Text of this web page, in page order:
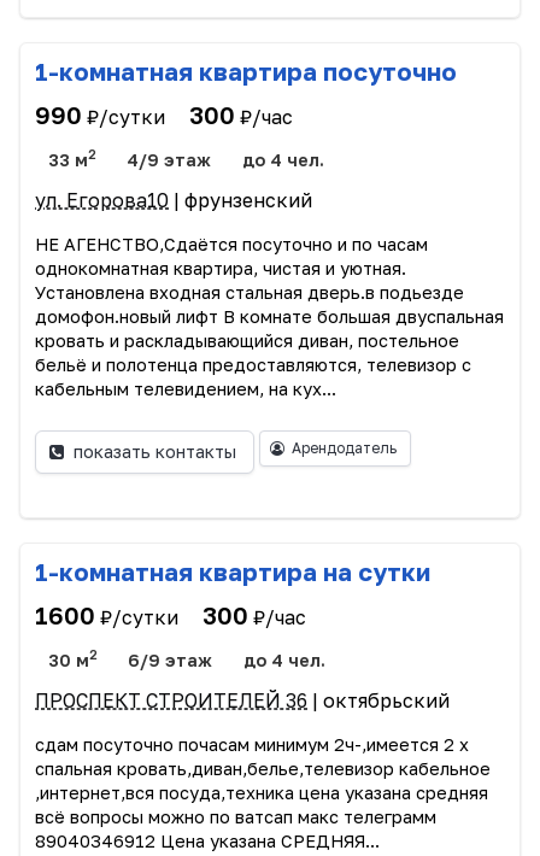
1-комнатная квартира посуточно
990 ₽/сутки 300 ₽/час
33 м2 4/9 этаж до 4 чел.
ул. Егорова10 | фрунзенский
НЕ АГЕНСТВО,Сдаётся посуточно и по часам
однокомнатная квартира, чистая и уютная.
Установлена входная стальная дверь.в подьезде
домофон.новый лифт В комнате большая двуспальная
кровать и раскладывающийся диван, постельное
бельё и полотенца предоставляются, телевизор с
кабельным телевидением, на кух...
показать контакты Арендодатель
1-комнатная квартира на сутки
1600 ₽/сутки 300 ₽/час
30 м2 6/9 этаж до 4 чел.
ПРОСПЕКТ СТРОИТЕЛЕЙ 36 | октябрьский
сдам посуточно почасам минимум 2ч-,имеется 2 х
спальная кровать,диван,белье,телевизор кабельное
,интернет,вся посуда,техника цена указана средняя
всё вопросы можно по ватсап макс телеграмм
89040346912 Цена указана СРЕДНЯЯ...